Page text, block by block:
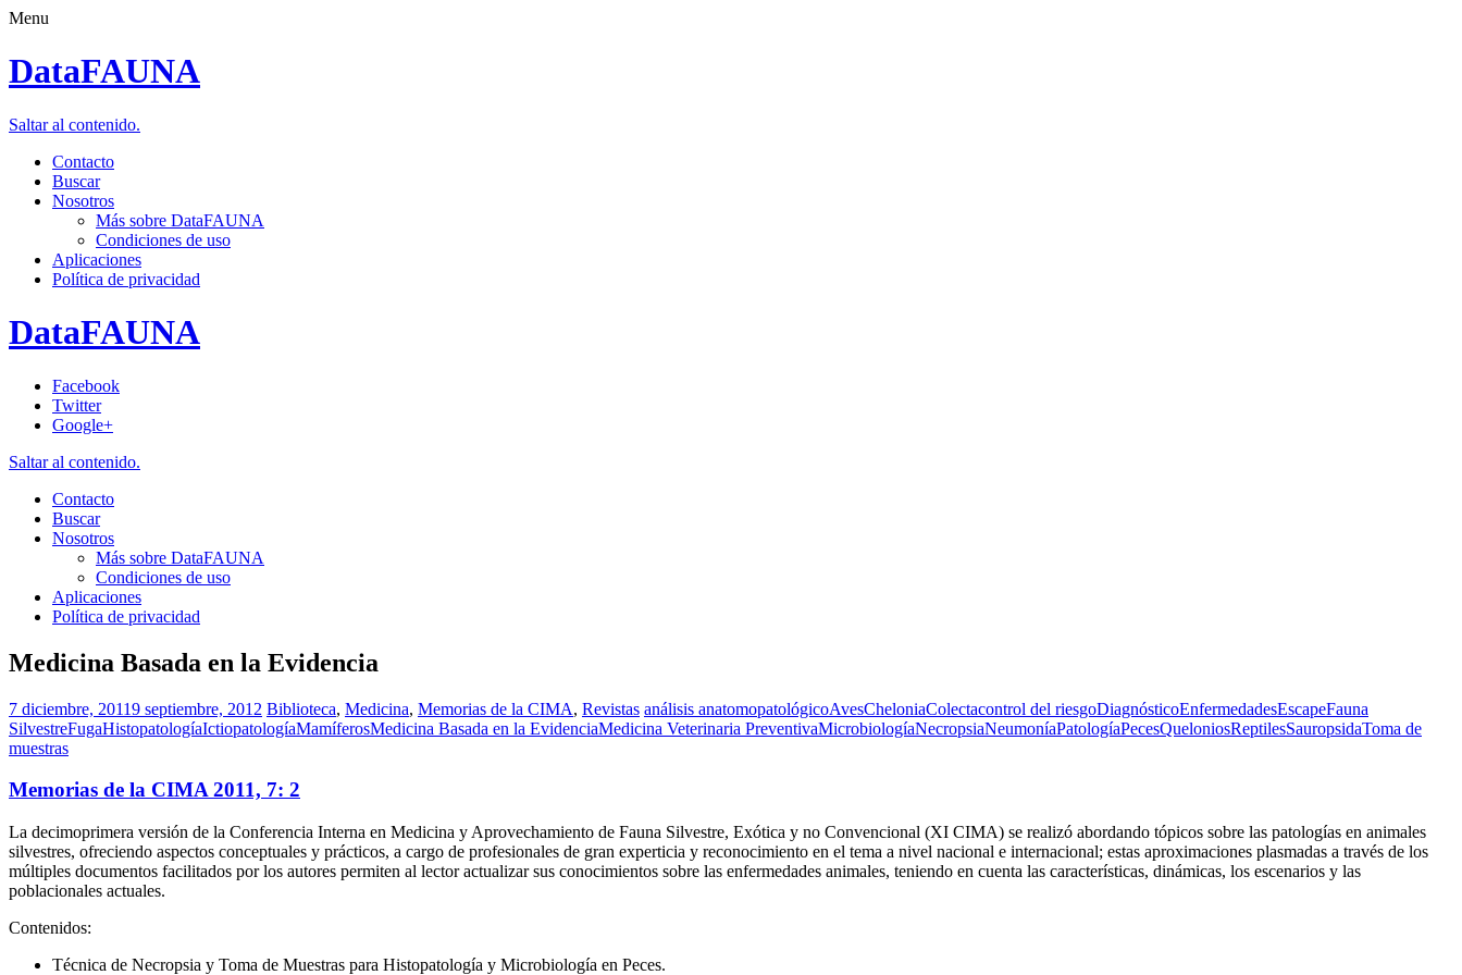
Menu
DataFAUNA
Saltar al contenido.
Contacto
Buscar
Nosotros
Más sobre DataFAUNA
Condiciones de uso
Aplicaciones
Política de privacidad
DataFAUNA
Facebook
Twitter
Google+
Saltar al contenido.
Contacto
Buscar
Nosotros
Más sobre DataFAUNA
Condiciones de uso
Aplicaciones
Política de privacidad
Medicina Basada en la Evidencia
7 diciembre, 20119 septiembre, 2012 Biblioteca, Medicina, Memorias de la CIMA, Revistas análisis anatomopatológicoAvesCheloniaColectacontrol del riesgoDiagnósticoEnfermedadesEscapeFauna
SilvestreFugaHistopatologíaIctiopatologíaMamíferosMedicina Basada en la EvidenciaMedicina Veterinaria PreventivaMicrobiologíaNecropsiaNeumoníaPatologíaPecesQueloniosReptilesSauropsidaToma de
muestras
Memorias de la CIMA 2011, 7: 2
La decimoprimera versión de la Conferencia Interna en Medicina y Aprovechamiento de Fauna Silvestre, Exótica y no Convencional (XI CIMA) se realizó abordando tópicos sobre las patologías en animales
silvestres, ofreciendo aspectos conceptuales y prácticos, a cargo de profesionales de gran experticia y reconocimiento en el tema a nivel nacional e internacional; estas aproximaciones plasmadas a través de los
múltiples documentos facilitados por los autores permiten al lector actualizar sus conocimientos sobre las enfermedades animales, teniendo en cuenta las características, dinámicas, los escenarios y las
poblacionales actuales.
Contenidos:
Técnica de Necropsia y Toma de Muestras para Histopatología y Microbiología en Peces.